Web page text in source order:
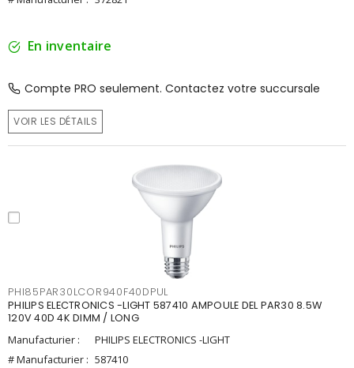
En inventaire
Compte PRO seulement. Contactez votre succursale
VOIR LES DÉTAILS
PHI85PAR30LCOR940F40DPUL
PHILIPS ELECTRONICS -LIGHT 587410 AMPOULE DEL PAR30 8.5W
120V 40D 4K DIMM / LONG
Manufacturier :
PHILIPS ELECTRONICS -LIGHT
# Manufacturier : 587410